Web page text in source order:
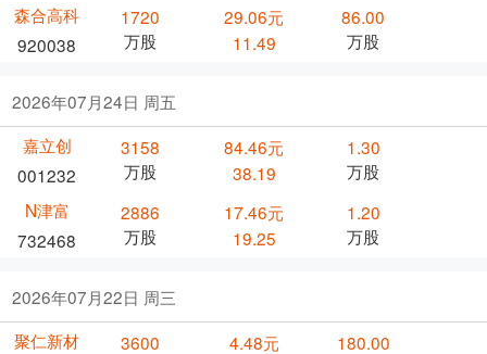
森合高科
920038
1720
万股
29.06元
11.49
86.00
万股
2026年07月24日 周五
嘉立创
001232
3158
万股
84.46元
38.19
1.30
万股
N津富
732468
2886
万股
17.46元
19.25
1.20
万股
2026年07月22日 周三
聚仁新材
3600
4.48元
180.00